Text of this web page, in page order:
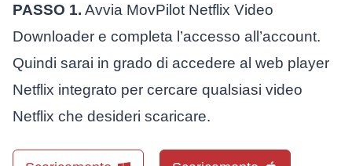
PASSO 1. Avvia MovPilot Netflix Video
Downloader e completa l’accesso all’account.
Quindi sarai in grado di accedere al web player
Netflix integrato per cercare qualsiasi video
Netflix che desideri scaricare.